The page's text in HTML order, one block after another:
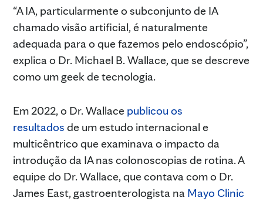
“A IA, particularmente o subconjunto de IA
chamado visão artificial, é naturalmente
adequada para o que fazemos pelo endoscópio”,
explica o Dr. Michael B. Wallace, que se descreve
como um geek de tecnologia.
Em 2022, o Dr. Wallace publicou os
resultados de um estudo internacional e
multicêntrico que examinava o impacto da
introdução da IA nas colonoscopias de rotina. A
equipe do Dr. Wallace, que contava com o Dr.
James East, gastroenterologista na Mayo Clinic